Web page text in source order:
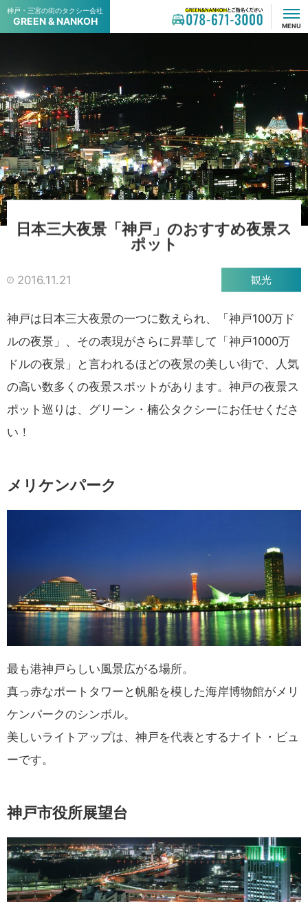
神戸・三宮の街のタクシー会社
GREEN & NANKOH GREEN & NANKOHでご指名ください
078-671-3000
MENU
日本三大夜景 「神戸 」 のおすすめ夜景ス
ポッ ト
2016.11.21 観光
神戸は日本三大夜景の一つに数えられ、「神戸100万ド
ルの夜景」、その表現がさらに昇華して「神戸1000万
ドルの夜景」と言われるほどの夜景の美しい街で、人気
の高い数多くの夜景スポットがあります。神戸の夜景ス
ポット巡りは、グリーン・楠公タクシーにお任せくださ
い！
メリケンパーク
最も港神戸らしい風景広がる場所。
真っ赤なポートタワーと帆船を模した海岸博物館がメリ
ケンパークのシンボル。
美しいライトアップは、神戸を代表とするナイト・ビュ
ーです。
神戸市役所展望台